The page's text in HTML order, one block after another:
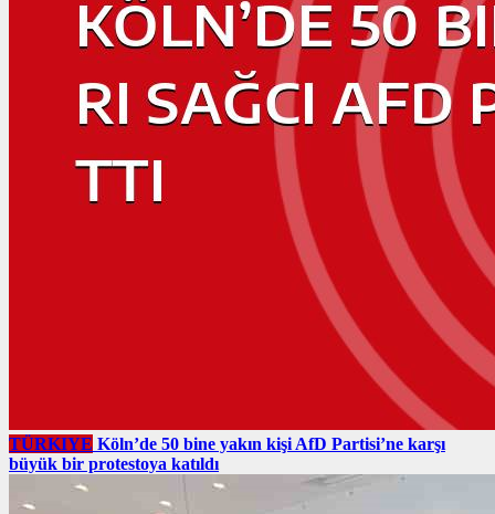
TÜRKIYE Köln’de 50 bine yakın kişi AfD Partisi’ne karşı
büyük bir protestoya katıldı